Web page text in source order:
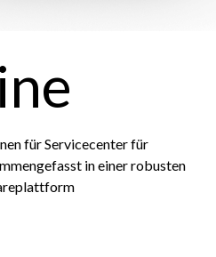
für Servicecenter für
in einer robusten